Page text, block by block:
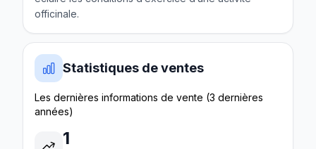
officinale.
Statistiques de ventes
Les dernières informations de vente (3 dernières
années)
1